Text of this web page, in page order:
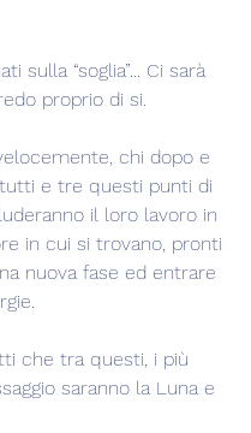
sulla “soglia”... Ci sarà
proprio di si.
chi dopo e
e tre questi punti di
il loro lavoro in
in cui si trovano, pronti
nuova fase ed entrare
che tra questi, i più
saranno la Luna e